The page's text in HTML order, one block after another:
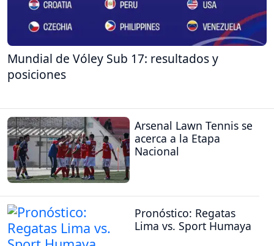
Mundial de Vóley Sub 17: resultados y
posiciones
Arsenal Lawn Tennis se
acerca a la Etapa
Nacional
Pronóstico: Regatas
Lima vs. Sport Humaya